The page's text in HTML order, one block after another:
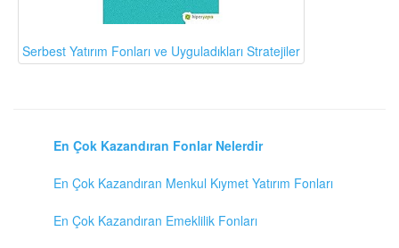
Serbest Yatırım Fonları ve Uyguladıkları Stratejiler
En Çok Kazandıran Fonlar Nelerdir
En Çok Kazandıran Menkul Kıymet Yatırım Fonları
En Çok Kazandıran Emeklilik Fonları